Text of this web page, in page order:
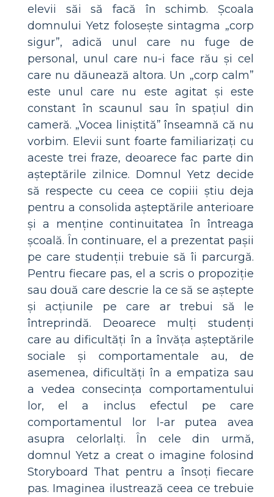
elevii săi să facă în schimb. Școala
domnului Yetz folosește sintagma „corp
sigur”, adică unul care nu fuge de
personal, unul care nu-i face rău și cel
care nu dăunează altora. Un „corp calm”
este unul care nu este agitat și este
constant în scaunul sau în spațiul din
cameră. „Vocea liniștită” înseamnă că nu
vorbim. Elevii sunt foarte familiarizați cu
aceste trei fraze, deoarece fac parte din
așteptările zilnice. Domnul Yetz decide
să respecte cu ceea ce copiii știu deja
pentru a consolida așteptările anterioare
și a menține continuitatea în întreaga
școală. În continuare, el a prezentat pașii
pe care studenții trebuie să îi parcurgă.
Pentru fiecare pas, el a scris o propoziție
sau două care descrie la ce să se aștepte
și acțiunile pe care ar trebui să le
întreprindă. Deoarece mulți studenți
care au dificultăți în a învăța așteptările
sociale și comportamentale au, de
asemenea, dificultăți în a empatiza sau
a vedea consecința comportamentului
lor, el a inclus efectul pe care
comportamentul lor l-ar putea avea
asupra celorlalți. În cele din urmă,
domnul Yetz a creat o imagine folosind
Storyboard That pentru a însoți fiecare
pas. Imaginea ilustrează ceea ce trebuie